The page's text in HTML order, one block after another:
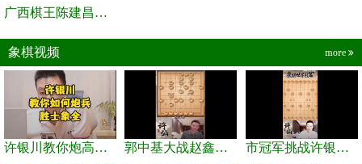
广西棋王陈建昌直播间
象棋视频 more
许银川教你炮高兵士象全如何赢士象全，简单四步即可 郭中基大战赵鑫鑫，许银川激情讲解 市冠军挑战许银川，急进中兵变化真激烈！